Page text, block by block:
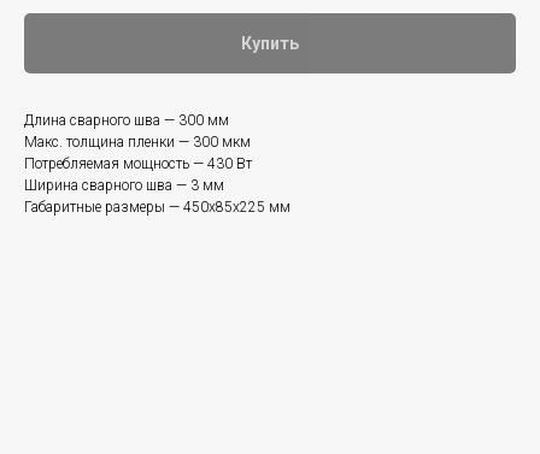
Купить
Длина сварного шва — 300 мм
Макс. толщина пленки — 300 мкм
Потребляемая мощность — 430 Вт
Ширина сварного шва — 3 мм
Габаритные размеры — 450x85x225 мм